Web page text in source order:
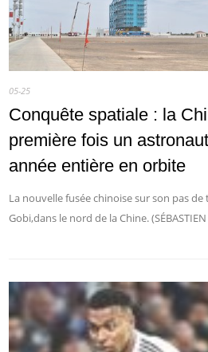
05-25
Conquête spatiale : la
première fois un
année entière en orbite
La nouvelle fusée chinoise sur son pas
Gobi,dans le nord de la Chine. (SÉBASTIEN